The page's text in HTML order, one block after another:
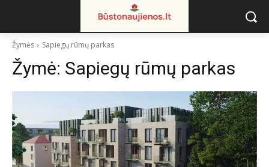
Žymės Sapiegų rūmų parkas
Žymė: Sapiegų rūmų parkas